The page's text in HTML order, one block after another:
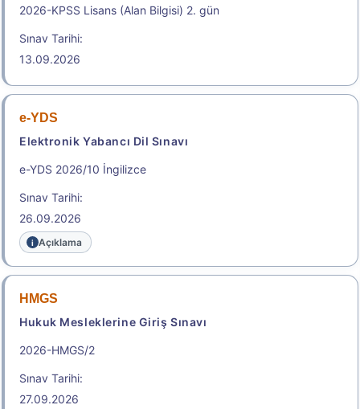
2026-KPSS Lisans (Alan Bilgisi) 2. gün
Sınav Tarihi:
13.09.2026
e-YDS
Elektronik Yabancı Dil Sınavı
e-YDS 2026/10 İngilizce
Sınav Tarihi:
26.09.2026
Açıklama
HMGS
Hukuk Mesleklerine Giriş Sınavı
2026-HMGS/2
Sınav Tarihi:
27.09.2026